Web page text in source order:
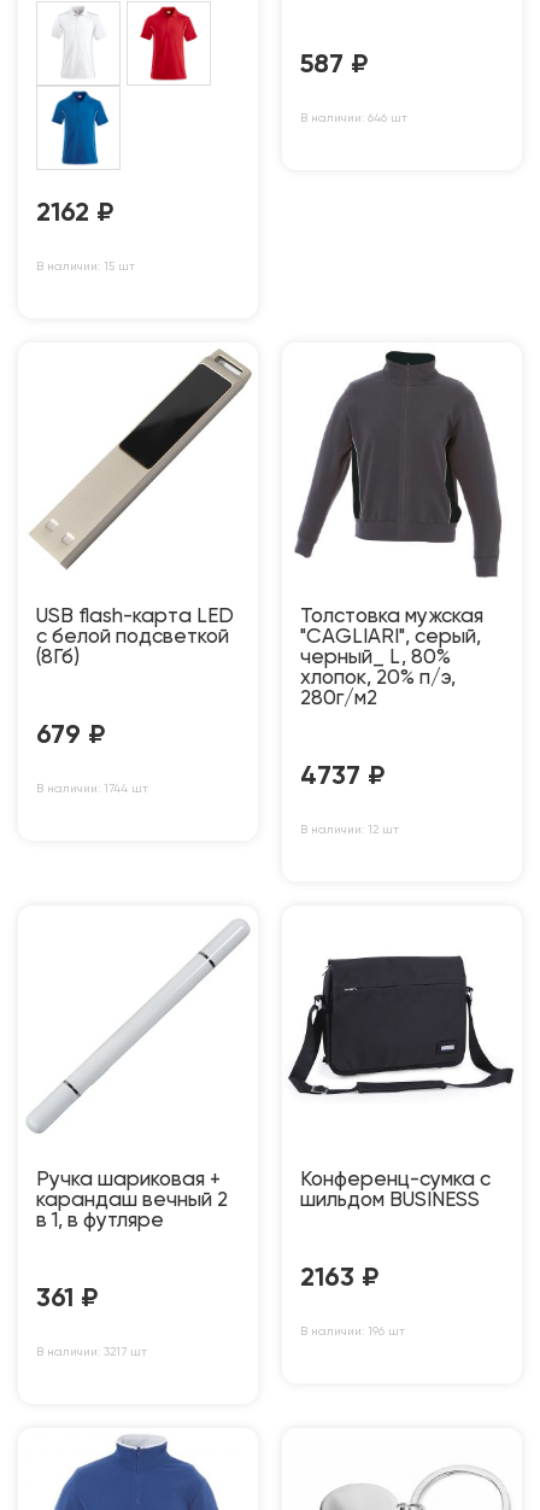
2162 ₽
В наличии: 15 шт
587 ₽
В наличии: 646 шт
USB flash-карта LED
с белой подсветкой
(8Гб)
679 ₽
В наличии: 1744 шт
Толстовка мужская
"CAGLIARI", серый,
черный_ L, 80%
хлопок, 20% п/э,
280г/м2
4737 ₽
В наличии: 12 шт
Ручка шариковая +
карандаш вечный 2
в 1, в футляре
361 ₽
В наличии: 3217 шт
Конференц-сумка c
шильдом BUSINESS
2163 ₽
В наличии: 196 шт